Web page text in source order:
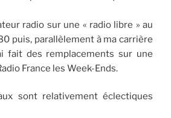
radio sur une « radio libre » au
puis, parallèlement à ma carrière
fait des remplacements sur une
France les Week-Ends.
sont relativement éclectiques